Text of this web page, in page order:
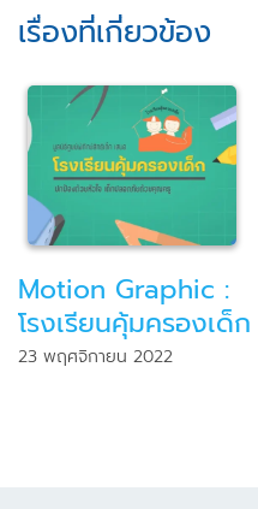
เรื่องที่เกี่ยวข้อง
Motion Graphic :
โรงเรียนคุ้มครองเด็ก
23 พฤศจิกายน 2022